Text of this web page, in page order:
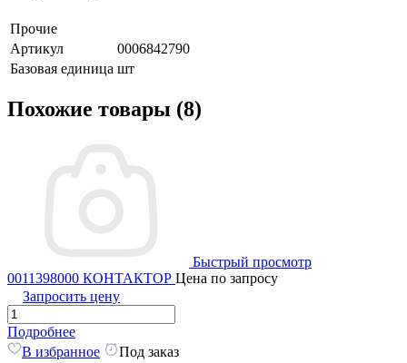
Прочие
Артикул
0006842790
Базовая единица шт
Похожие товары (8)
Быстрый просмотр
0011398000 КОНТАКТОР Цена по запросу
Запросить цену
Подробнее
В избранное
Под заказ